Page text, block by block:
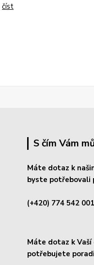
číst
S čím Vám
Máte dotaz k
byste potřebovali
(+420) 774 542 001
Máte dotaz k Vaší
potřebujete